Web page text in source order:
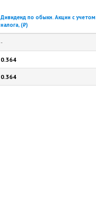
Дивиденд по обыкн. Акции с учетом
налога, (₽)
-
0.364
0.364